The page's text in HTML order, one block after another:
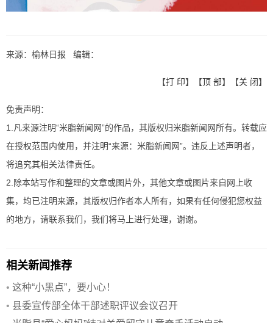
来源：榆林日报 编辑：
【打 印】【顶 部】【关 闭】
免责声明：
1.凡来源注明“米脂新闻网”的作品，其版权归米脂新闻网所有。转载应
在授权范围内使用，并注明“来源：米脂新闻网”。违反上述声明者，
将追究其相关法律责任。
2.除本站写作和整理的文章或图片外，其他文章或图片来自网上收
集，均已注明来源，其版权归作者本人所有，如果有任何侵犯您权益
的地方，请联系我们，我们将马上进行处理，谢谢。
相关新闻推荐
• 这种“小黑点”，要小心！
• 县委宣传部全体干部述职评议会议召开